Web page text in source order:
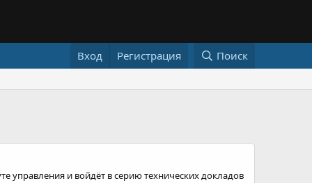
Вход Регистрация Поиск
управления и войдёт в серию технических докладов